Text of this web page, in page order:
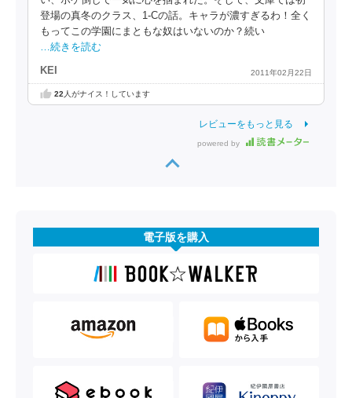
登場の真冬のクラス、1-Cの話。キャラが濃すぎるわ！全く
もってこの学園にまともな奴はいないのか？続い
…続きを読む
KEI 2011年02月22日
22 人がナイス！しています
レビューをもっと見る
powered by
電子版を購入